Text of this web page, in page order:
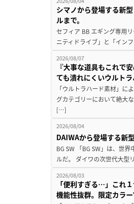
シマノから登場する新
ルまで。
セフィア BB エギング専用
ニティドライブ」と「イン
2026/08/07
『大事な道具もこれで
ても潰れにくいウルトラ
「ウルトラハード素材」に
グカテゴリーにおいて絶大
[…]
2026/08/04
DAIWAから登場する新
BG SW 「BG SW」は、世
ルだ。 ダイワの次世代大型
2026/08/03
「便利すぎる…」これ
機能性抜群。限定カラー